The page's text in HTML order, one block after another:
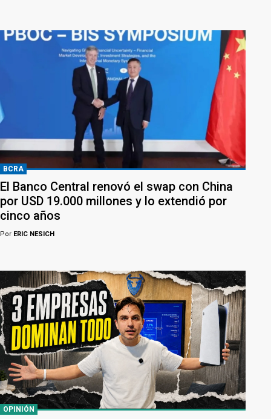
BCRA
El Banco Central renovó el swap con China
por USD 19.000 millones y lo extendió por
cinco años
Por ERIC NESICH
OPINIÓN